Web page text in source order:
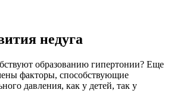
недуга
образованию гипертонии? Еще
факторы, способствующие
давления, как у детей, так у